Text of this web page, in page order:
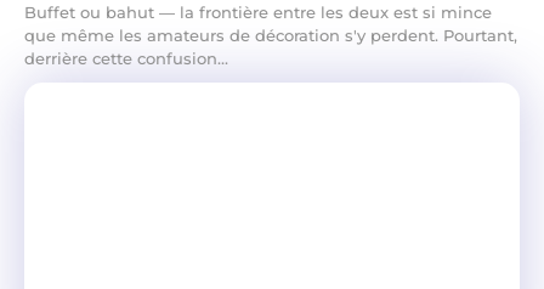
Buffet ou bahut — la frontière entre les deux est si mince
que même les amateurs de décoration s'y perdent. Pourtant,
derrière cette confusion...